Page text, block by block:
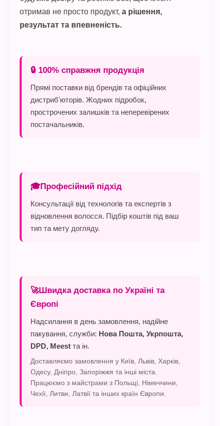
отримав не просто продукт, а рішення,
результат та впевненість.
🔒 100% справжня продукція
Прямі поставки від брендів та офіційних
дистриб'юторів. Жодних підробок,
прострочених залишків та неперевірених
постачальників.
🎓Професійний підхід
Консультації від технологів та експертів з
відновлення волосся. Підбір коштів під ваш
тип та мету догляду.
🚀Швидка доставка по Україні та
Європі
Надсилання в день замовлення, надійне
пакування, служби: Нова Пошта, Укрпошта,
DPD, Meest та ін.
Доставляємо замовлення у Київ, Львів, Харків,
Одесу, Дніпро, Запоріжжя та інші міста.
Працюємо з майстрами з Польщі, Німеччини,
Чехії, Литви, Латвії та інших країн Європи.